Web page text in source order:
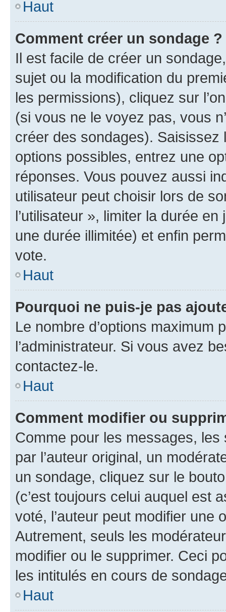
Haut
Comment créer un sondage ?
Il est facile de créer un
sujet ou la modification du
les permissions), cliquez sur
(si vous ne le voyez pas, vous
créer des sondages).
options possibles, entrez une
réponses. Vous pouvez aussi
utilisateur peut choisir lors de
l’utilisateur », limiter la durée
une durée illimitée) et enfin
vote.
Haut
Pourquoi ne puis-je pas
Le nombre d’options maximum
l’administrateur. Si vous avez
contactez-le.
Haut
Comment modifier ou
Comme pour les messages,
par l’auteur original, un
un sondage, cliquez sur le
(c’est toujours celui auquel est
voté, l’auteur peut modifier une
Autrement, seuls les
modifier ou le supprimer. Ceci
les intitulés en cours de
Haut